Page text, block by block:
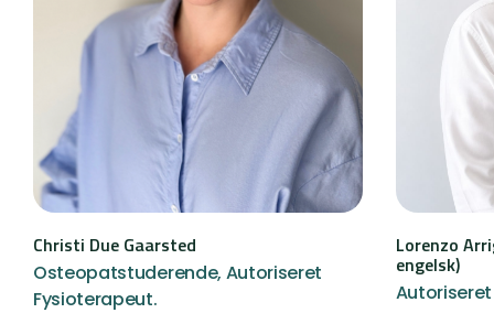
Christi Due Gaarsted
Osteopatstuderende, Autoriseret
Fysioterapeut.
Lorenzo
engelsk)
Autoriseret